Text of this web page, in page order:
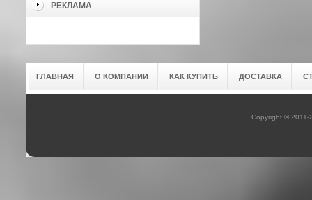
РЕКЛАМА
ГЛАВНАЯ О КОМПАНИИ КАК КУПИТЬ ДОСТАВКА
Copyright © 2011-